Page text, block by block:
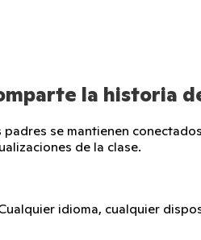
la historia
padres se mantienen
de la clase.
idioma, cualquier